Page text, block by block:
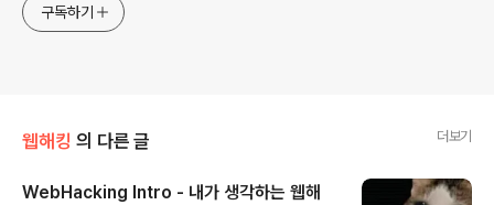
구독하기
웹해킹 의 다른 글 더보기
WebHacking Intro - 내가 생각하는 웹해